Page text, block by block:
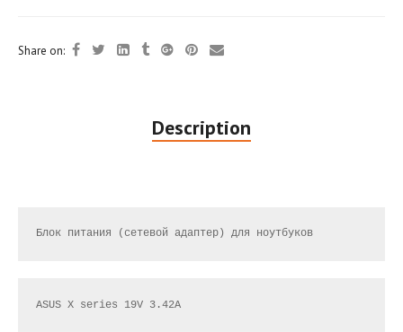
Share on:
Description
Блок питания (сетевой адаптер) для ноутбуков
ASUS X series 19V 3.42A